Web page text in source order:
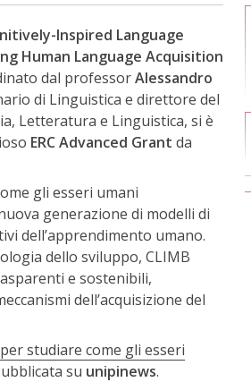
Inspired Language
Human Language Acquisition
dal professorAlessandro
di Linguistica e direttore del
Letteratura e Linguistica, si è
ERC Advanced Grant da
gli esseri umani
generazione di modelli di
dell’apprendimento umano.
dello sviluppo, CLIMB
e sostenibili,
dell’acquisizione del
studiare come gli esseri
su unipinews.